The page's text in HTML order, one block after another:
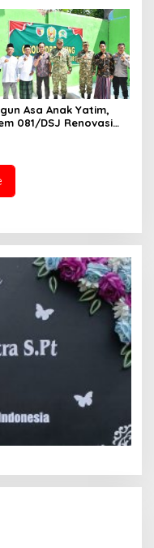
Asa Anak Yatim,
081/DSJ Renovasi